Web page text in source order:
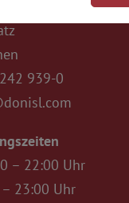
939-0
– 22:00 Uhr
– 23:00 Uhr